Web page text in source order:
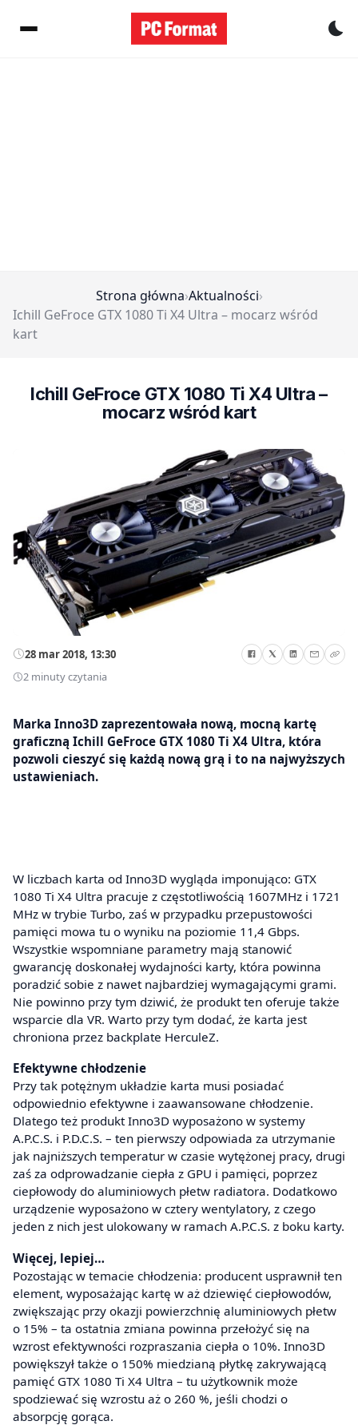
Strona główna›Aktualności›
Ichill GeFroce GTX 1080 Ti X4 Ultra – mocarz wśród
kart
Ichill GeFroce GTX 1080 Ti X4 Ultra –
mocarz wśród kart
28 mar 2018, 13:30
2 minuty czytania
Marka Inno3D zaprezentowała nową, mocną kartę
graficzną Ichill GeFroce GTX 1080 Ti X4 Ultra, która
pozwoli cieszyć się każdą nową grą i to na najwyższych
ustawieniach.
W liczbach karta od Inno3D wygląda imponująco: GTX
1080 Ti X4 Ultra pracuje z częstotliwością 1607MHz i 1721
MHz w trybie Turbo, zaś w przypadku przepustowości
pamięci mowa tu o wyniku na poziomie 11,4 Gbps.
Wszystkie wspomniane parametry mają stanowić
gwarancję doskonałej wydajności karty, która powinna
poradzić sobie z nawet najbardziej wymagającymi grami.
Nie powinno przy tym dziwić, że produkt ten oferuje także
wsparcie dla VR. Warto przy tym dodać, że karta jest
chroniona przez backplate HerculeZ.
Efektywne chłodzenie
Przy tak potężnym układzie karta musi posiadać
odpowiednio efektywne i zaawansowane chłodzenie.
Dlatego też produkt Inno3D wyposażono w systemy
A.P.C.S. i P.D.C.S. – ten pierwszy odpowiada za utrzymanie
jak najniższych temperatur w czasie wytężonej pracy, drugi
zaś za odprowadzanie ciepła z GPU i pamięci, poprzez
ciepłowody do aluminiowych płetw radiatora. Dodatkowo
urządzenie wyposażono w cztery wentylatory, z czego
jeden z nich jest ulokowany w ramach A.P.C.S. z boku karty.
Więcej, lepiej…
Pozostając w temacie chłodzenia: producent usprawnił ten
element, wyposażając kartę w aż dziewięć ciepłowodów,
zwiększając przy okazji powierzchnię aluminiowych płetw
o 15% – ta ostatnia zmiana powinna przełożyć się na
wzrost efektywności rozpraszania ciepła o 10%. Inno3D
powiększył także o 150% miedzianą płytkę zakrywającą
pamięć GTX 1080 Ti X4 Ultra – tu użytkownik może
spodziewać się wzrostu aż o 260 %, jeśli chodzi o
absorpcję gorąca.